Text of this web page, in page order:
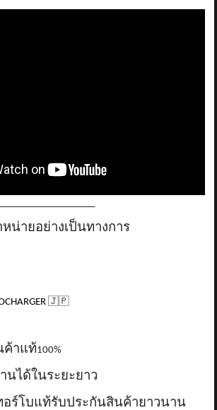
น่ายอย่างเป็นทางการ
🇯🇵
ค้าแท้100%
นได้ในระยะยาว
อร์โบแท้รับประกันสินค้ายาวนาน